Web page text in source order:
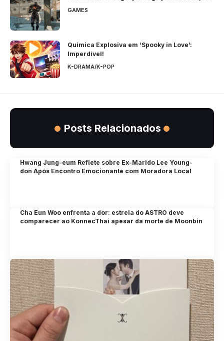
GAMES
Química Explosiva em ‘Spooky in Love’:
Imperdível!
K-DRAMA/K-POP
Posts Relacionados
Hwang Jung-eum Reflete sobre Ex-Marido Lee Young-
don Após Encontro Emocionante com Moradora Local
Cha Eun Woo enfrenta a dor: estrela do ASTRO deve
comparecer ao KonnecThai apesar da morte de Moonbin